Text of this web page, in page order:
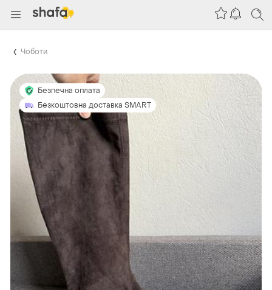
Чоботи
Безпечна оплата
Безкоштовна доставка SMART